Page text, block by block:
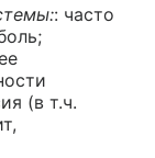
: часто
(в т.ч.